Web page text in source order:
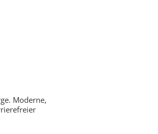
Moderne,